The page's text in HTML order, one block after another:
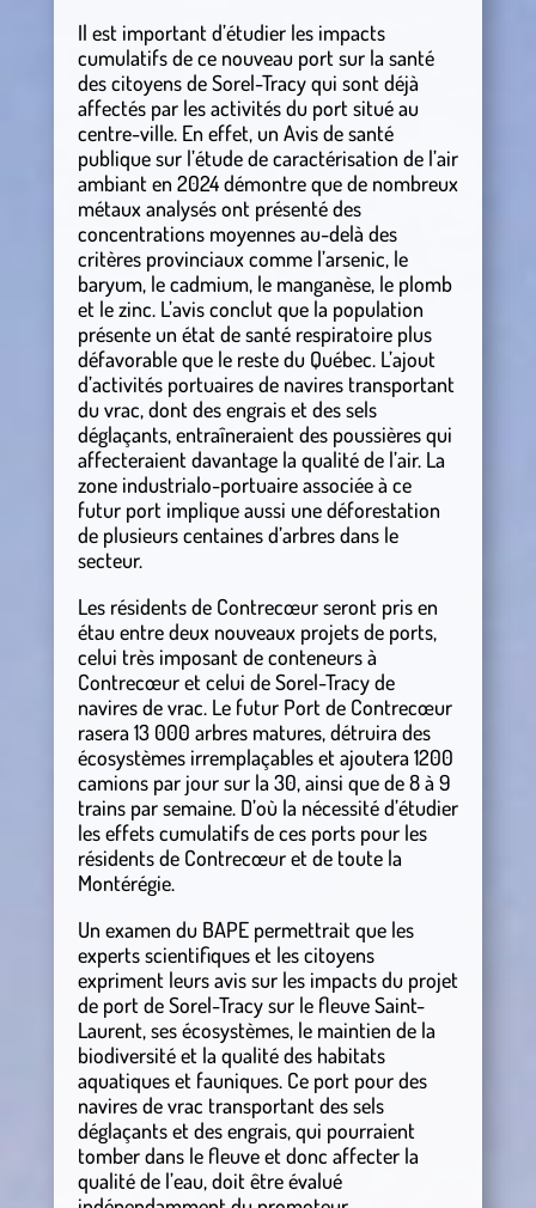
Il est important d’étudier les impacts
cumulatifs de ce nouveau port sur la santé
des citoyens de Sorel-Tracy qui sont déjà
affectés par les activités du port situé au
centre-ville. En effet, un Avis de santé
publique sur l’étude de caractérisation de l’air
ambiant en 2024 démontre que de nombreux
métaux analysés ont présenté des
concentrations moyennes au-delà des
critères provinciaux comme l’arsenic, le
baryum, le cadmium, le manganèse, le plomb
et le zinc. L’avis conclut que la population
présente un état de santé respiratoire plus
défavorable que le reste du Québec. L’ajout
d’activités portuaires de navires transportant
du vrac, dont des engrais et des sels
déglaçants, entraîneraient des poussières qui
affecteraient davantage la qualité de l’air. La
zone industrialo-portuaire associée à ce
futur port implique aussi une déforestation
de plusieurs centaines d’arbres dans le
secteur.
Les résidents de Contrecœur seront pris en
étau entre deux nouveaux projets de ports,
celui très imposant de conteneurs à
Contrecœur et celui de Sorel-Tracy de
navires de vrac. Le futur Port de Contrecœur
rasera 13 000 arbres matures, détruira des
écosystèmes irremplaçables et ajoutera 1200
camions par jour sur la 30, ainsi que de 8 à 9
trains par semaine. D’où la nécessité d’étudier
les effets cumulatifs de ces ports pour les
résidents de Contrecœur et de toute la
Montérégie.
Un examen du BAPE permettrait que les
experts scientifiques et les citoyens
expriment leurs avis sur les impacts du projet
de port de Sorel-Tracy sur le fleuve Saint-
Laurent, ses écosystèmes, le maintien de la
biodiversité et la qualité des habitats
aquatiques et fauniques. Ce port pour des
navires de vrac transportant des sels
déglaçants et des engrais, qui pourraient
tomber dans le fleuve et donc affecter la
qualité de l’eau, doit être évalué